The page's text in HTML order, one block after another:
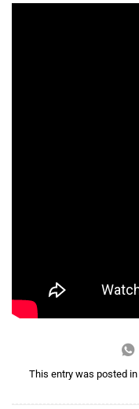
This entry was posted in